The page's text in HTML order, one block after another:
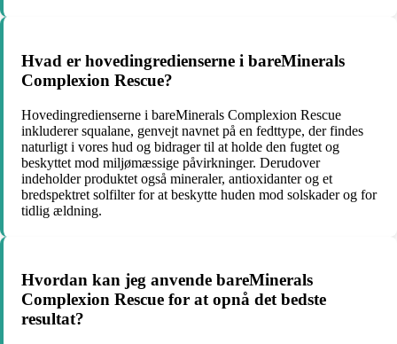
Hvad er hovedingredienserne i bareMinerals
Complexion Rescue?
Hovedingredienserne i bareMinerals Complexion Rescue
inkluderer squalane, genvejt navnet på en fedttype, der findes
naturligt i vores hud og bidrager til at holde den fugtet og
beskyttet mod miljømæssige påvirkninger. Derudover
indeholder produktet også mineraler, antioxidanter og et
bredspektret solfilter for at beskytte huden mod solskader og for
tidlig ældning.
Hvordan kan jeg anvende bareMinerals
Complexion Rescue for at opnå det bedste
resultat?